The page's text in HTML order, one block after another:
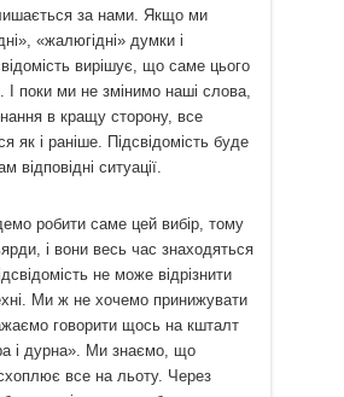
за нами. Якщо ми
«жалюгідні» думки і
вирішує, що саме цього
І поки ми не змінимо наші слова,
в кращу сторону, все
як і раніше. Підсвідомість буде
відповідні ситуації.
робити саме цей вибір, тому
і вони весь час знаходяться
не може відрізнити
Ми ж не хочемо принижувати
говорити щось на кшталт
і дурна». Ми знаємо, що
схоплює все на льоту. Через